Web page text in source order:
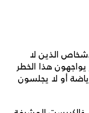
الذين لا
يواجهون هذا الخطر
أو لا يجلسون